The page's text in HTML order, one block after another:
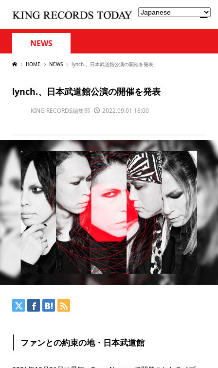
NEWS
HOME NEWS lynch.、日本武道館公演の開催を発表
lynch.、日本武道館公演の開催を発表
KING RECORDS編集部 2022.09.01 18:00
ファンとの約束の地・日本武道館